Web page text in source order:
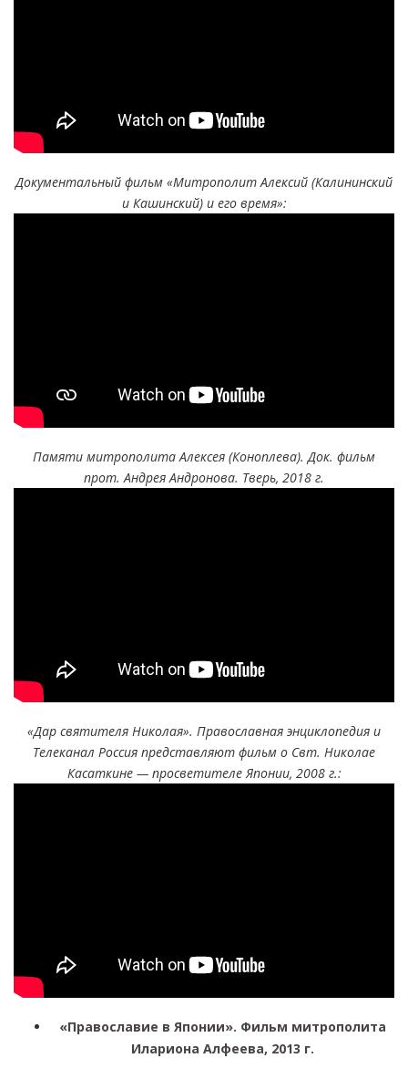
Документальный фильм «Митрополит Алексий (Калининский
и Кашинский) и его время»:
Памяти митрополита Алексея (Коноплева). Док. фильм
прот. Андрея Андронова. Тверь, 2018 г.
«Дар святителя Николая». Православная энциклопедия и
Телеканал Россия представляют фильм о Свт. Николае
Касаткине — просветителе Японии, 2008 г.:
«Православие в Японии». Фильм митрополита
Илариона Алфеева, 2013 г.